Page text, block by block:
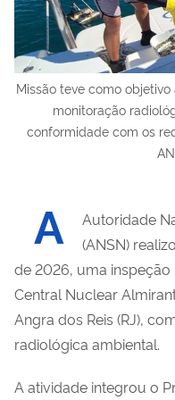
Missão teve como
monitoração
conformidade com os
A
Autoridade
(ANSN)
de 2026, uma
Central Nuclear
Angra dos Reis (RJ),
radiológica ambiental.
A atividade integrou o